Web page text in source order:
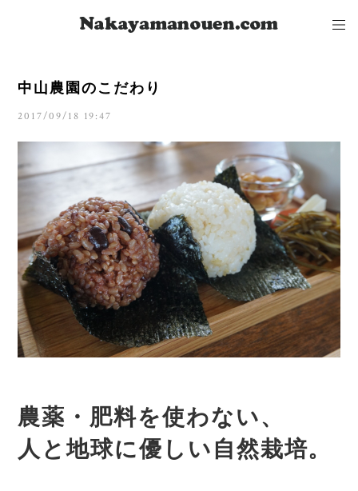
中山農園のこだわり
2017/09/18 19:47
農薬・肥料を使わない、
人と地球に優しい自然栽培。